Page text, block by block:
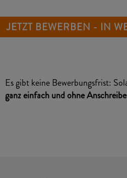
JETZT BEWERBEN - IN
Es gibt keine Bewerbungsfrist:
ganz einfach und ohne